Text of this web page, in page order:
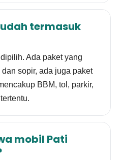
termasuk
Ada paket yang
sopir, ada juga paket
BBM, tol, parkir,
mobil Pati